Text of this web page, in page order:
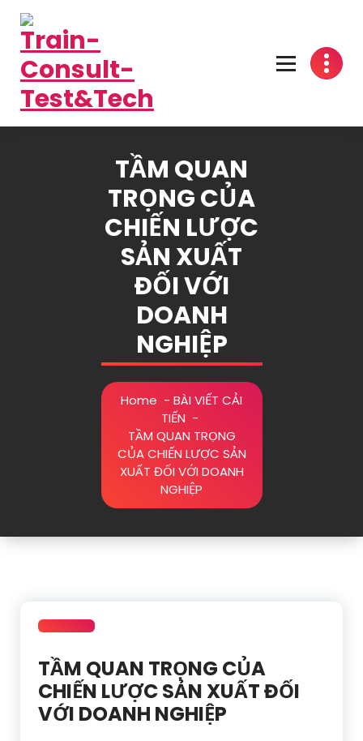
content
TẦM QUAN
TRỌNG CỦA
CHIẾN LƯỢC
SẢN XUẤT
ĐỐI VỚI
DOANH
NGHIỆP
Home - BÀI VIẾT CẢI
TIẾN -
TẦM QUAN TRỌNG
CỦA CHIẾN LƯỢC SẢN
XUẤT ĐỐI VỚI DOANH
NGHIỆP
TẦM QUAN TRỌNG CỦA
CHIẾN LƯỢC SẢN XUẤT ĐỐI
VỚI DOANH NGHIỆP